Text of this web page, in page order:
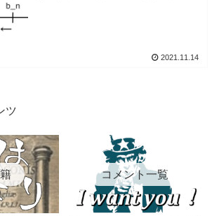
2021.11.14
ツ
コメント一覧